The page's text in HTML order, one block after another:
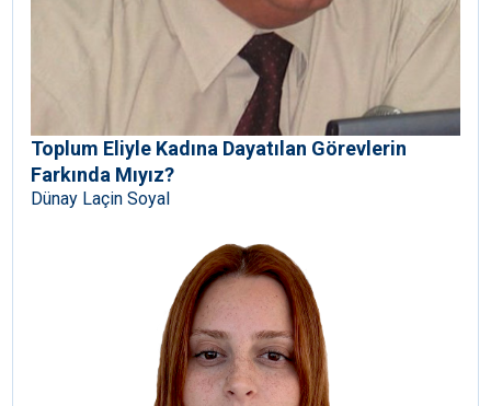
Toplum Eliyle Kadına Dayatılan Görevlerin
Farkında Mıyız?
Dünay Laçin Soyal